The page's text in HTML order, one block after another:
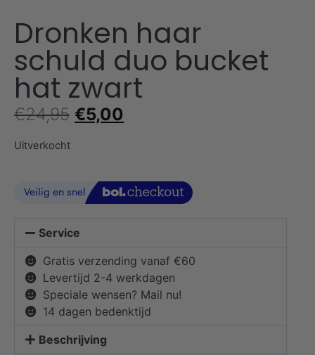
Dronken haar
schuld duo bucket
hat zwart
€24,95 €5,00
Uitverkocht
Service
Gratis verzending vanaf €60
Levertijd 2-4 werkdagen
Speciale wensen? Mail nu!
14 dagen bedenktijd
Beschrijving